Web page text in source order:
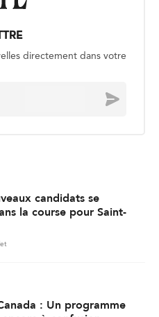
directement dans votre
Envoyer
candidats se
la course pour Saint-
: Un programme